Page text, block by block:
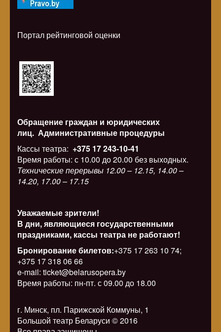
Портал рейтинговой оценки
Обращение граждан и юридических
лиц. Административные процедуры
Кассы театра: +375 17 243-10-41
Время работы: с 10.00 до 20.00 без выходных.
Технические перерывы 12.00 – 12.15, 14.00 –
14.20, 17.00 – 17.15
Уважаемые зрители!
В дни, являющиеся государственными
праздниками, кассы театра не работают!
Бронирование билетов:+375 17 263 10 74;
+375 17 318 06 66
e-mail: ticket@belarusopera.by
Время работы: пн-пт. с 09.00 до 18.00
г. Минск, пл. Парижской Коммуны, 1
Большой театр Беларуси © 2016